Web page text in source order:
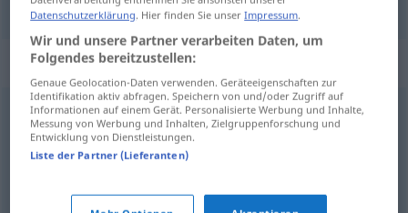
„combatif“: masculin
combatif [kõbatif]m <-ive [-iv]>
Übersicht aller Übersetzungen
Datenschutzerklärung. Hier finden Sie unserImpressum.
Wir und unsere Partner verarbeiten Daten, um
Folgendes bereitzustellen:
Genaue Geolocation-Daten verwenden. Geräteeigenschaften zur
Identifikation aktiv abfragen. Speichern von und/oder Zugriff auf
Informationen auf einem Gerät. Personalisierte Werbung und Inhalte,
Messung von Werbung und Inhalten, Zielgruppenforschung und
Entwicklung von Dienstleistungen.
Liste der Partner (Lieferanten)